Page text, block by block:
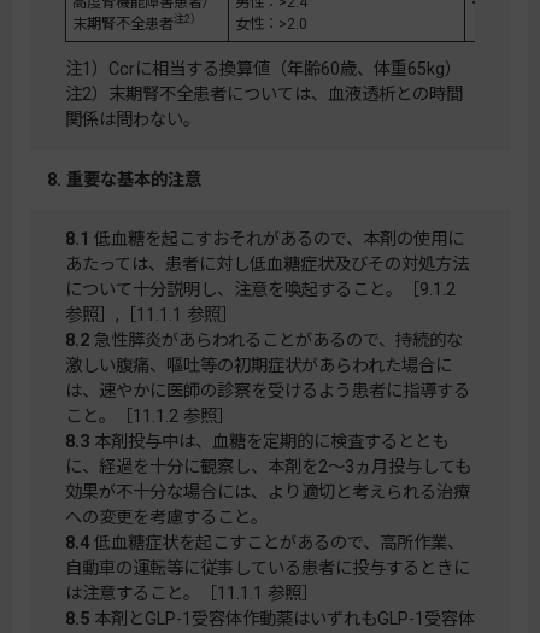
末期腎不全患者注2）
女性：>2.0
注1）Ccrに相当する換算値（年齢60歳、体重65kg）
注2）末期腎不全患者については、血液透析との時間
関係は問わない。
8. 重要な基本的注意
8.1 低血糖を起こすおそれがあるので、本剤の使用に
あたっては、患者に対し低血糖症状及びその対処方法
について十分説明し、注意を喚起すること。［9.1.2
参照］,［11.1.1 参照］
8.2急性膵炎があらわれることがあるので、持続的な
激しい腹痛、嘔吐等の初期症状があらわれた場合に
は、速やかに医師の診察を受けるよう患者に指導する
こと。［11.1.2 参照］
8.3本剤投与中は、血糖を定期的に検査するととも
に、経過を十分に観察し、本剤を2〜3ヵ月投与しても
効果が不十分な場合には、より適切と考えられる治療
への変更を考慮すること。
8.4低血糖症状を起こすことがあるので、高所作業、
自動車の運転等に従事している患者に投与するときに
は注意すること。［11.1.1 参照］
8.5本剤とGLP-1受容体作動薬はいずれもGLP-1受容体